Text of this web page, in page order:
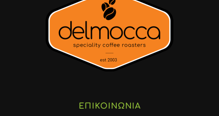
ΕΠΙΚΟΙΝΩΝΙΑ